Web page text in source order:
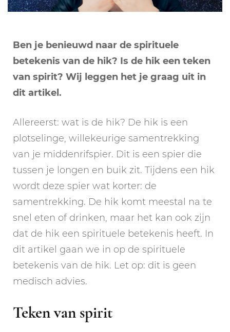
Ben je benieuwd naar de spirituele
betekenis van de hik? Is de hik een teken
van spirit? Wij leggen het je graag uit in
dit artikel.
Allereerst: wat is de hik? De hik is een
plotselinge, willekeurige samentrekking
van je middenrifspier. Dit is een spier die
tussen je longen en buik zit. Tijdens een hik
wordt deze spier wat korter: de
samentrekking. De hik komt meestal na te
snel eten of drinken, maar het kan ook zijn
dat de hik een spirituele betekenis heeft. In
dit artikel gaan we in op de spirituele
betekenis van de hik. Let op: dit is geen
medisch advies.
Teken van spirit